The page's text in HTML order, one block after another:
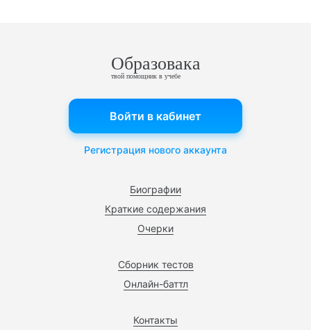
Образовака
твой помощник в учебе
Биографии
Краткие содержания
Очерки
Сборник тестов
Онлайн-баттл
Контакты
Войти в кабинет
Регистрация нового аккаунта